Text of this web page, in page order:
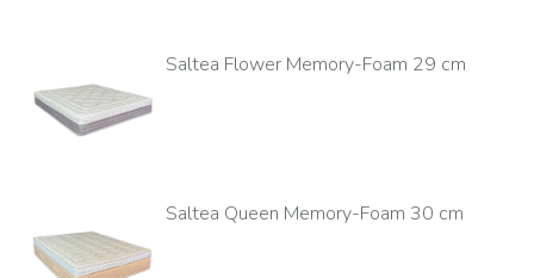
Saltea Flower Memory-Foam 29 cm
Saltea Queen Memory-Foam 30 cm